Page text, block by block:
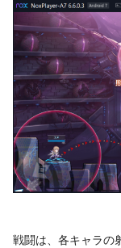
戦闘は、各キャラの